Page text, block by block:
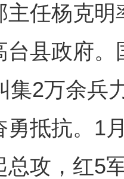
主任杨克
台县政府
集2万余兵
勇抵抗。1
总攻，红5